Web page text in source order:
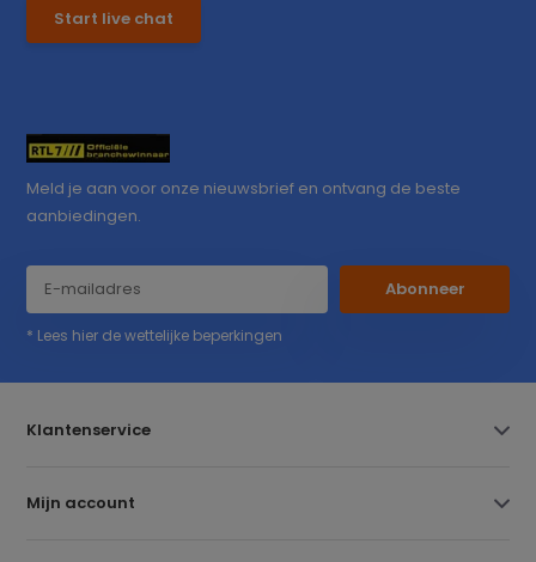
Start live chat
Meld je aan voor onze nieuwsbrief en ontvang de beste
aanbiedingen.
Abonneer
* Lees hier de wettelijke beperkingen
Klantenservice
Mijn account